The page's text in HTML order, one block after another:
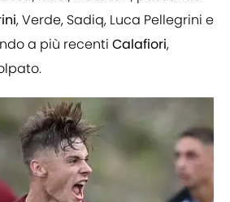
, Verde, Sadiq, Luca Pellegrini e
a più recenti Calafiori,